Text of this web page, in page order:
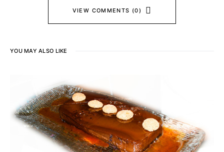
VIEW COMMENTS (0)
YOU MAY ALSO LIKE